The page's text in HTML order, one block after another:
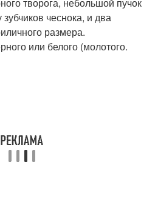
чеснока, и два
размера.
или белого (молотого.